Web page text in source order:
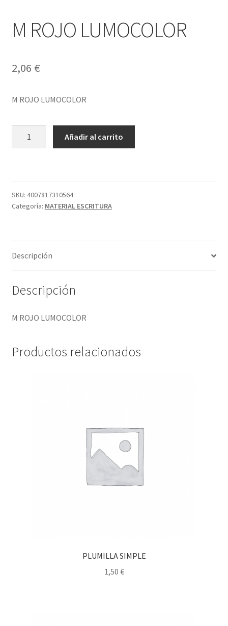
M ROJO LUMOCOLOR
2,06 €
M ROJO LUMOCOLOR
Añadir al carrito
SKU: 4007817310564
Categoría: MATERIAL ESCRITURA
Descripción
Descripción
M ROJO LUMOCOLOR
Productos relacionados
PLUMILLA SIMPLE
1,50 €